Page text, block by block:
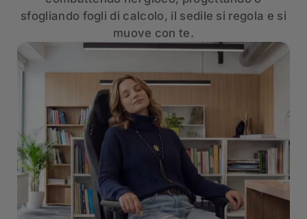
sfogliando fogli di calcolo, il sedile si regola e si
muove con te.